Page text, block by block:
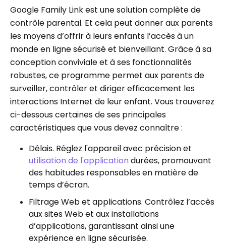
Google Family Link est une solution complète de
contrôle parental. Et cela peut donner aux parents
les moyens d’offrir à leurs enfants l’accès à un
monde en ligne sécurisé et bienveillant. Grâce à sa
conception conviviale et à ses fonctionnalités
robustes, ce programme permet aux parents de
surveiller, contrôler et diriger efficacement les
interactions Internet de leur enfant. Vous trouverez
ci-dessous certaines de ses principales
caractéristiques que vous devez connaître :
Délais. Réglez l'appareil avec précision et
utilisation de l'application durées, promouvant
des habitudes responsables en matière de
temps d’écran.
Filtrage Web et applications. Contrôlez l’accès
aux sites Web et aux installations
d’applications, garantissant ainsi une
expérience en ligne sécurisée.